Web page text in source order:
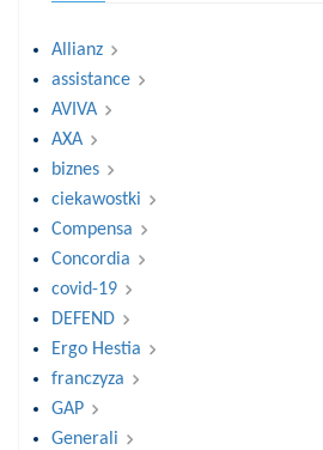
Allianz
assistance
AVIVA
AXA
biznes
ciekawostki
Compensa
Concordia
covid-19
DEFEND
Ergo Hestia
franczyza
GAP
Generali